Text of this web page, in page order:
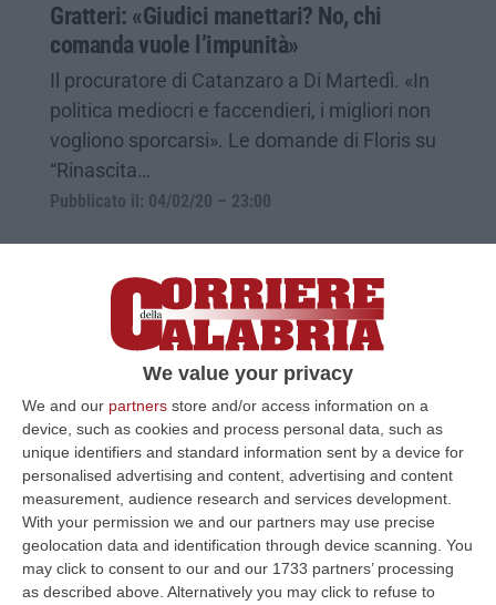
We value your privacy
We and our partners store and/or access information on a
device, such as cookies and process personal data, such as
unique identifiers and standard information sent by a device for
personalised advertising and content, advertising and content
measurement, audience research and services development.
With your permission we and our partners may use precise
geolocation data and identification through device scanning. You
may click to consent to our and our 1733 partners’ processing
as described above. Alternatively you may click to refuse to
Gratteri: «Giudici manettari? No, chi
comanda vuole l’impunità»
Il procuratore di Catanzaro a Di Martedì. «In
politica mediocri e faccendieri, i migliori non
vogliono sporcarsi». Le domande di Floris su
“Rinascita…
Pubblicato il: 04/02/20 – 23:00
Trasferito per le critiche a Gratteri,
Lupacchini si è insediato a Torino
L’ex procuratore generale di Catanzaro è